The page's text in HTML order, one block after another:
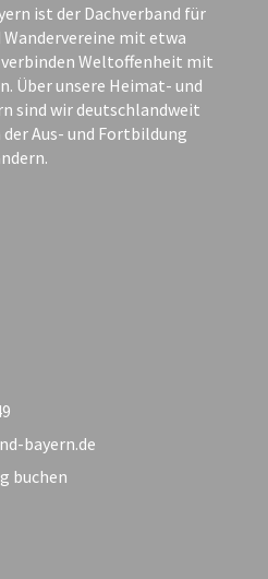
ist der Dachverband für
mit etwa
verbinden Weltoffenheit mit
Über unsere Heimat- und
sind wir deutschlandweit
Aus- und Fortbildung
bayern.de
buchen